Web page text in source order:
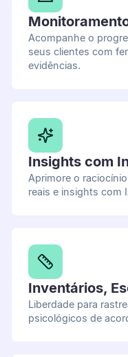
Acompanhe o
seus clientes com
evidências.
Insights com
Aprimore o
reais e insights com
Inventários,
Liberdade para
psicológicos de